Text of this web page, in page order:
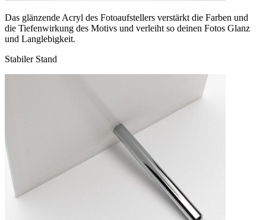
Das glänzende Acryl des Fotoaufstellers verstärkt die Farben und
die Tiefenwirkung des Motivs und verleiht so deinen Fotos Glanz
und Langlebigkeit.
Stabiler Stand